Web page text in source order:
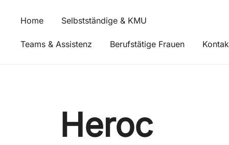
Home Selbstständige & KMU
Teams & Assistenz Berufstätige Frauen
Heroc